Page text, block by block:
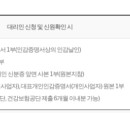
대리인 신청 및 신원확인 시
1부(인감증명서상의 인감날인)
신분증 앞면 사본 1부(원본지참)
업자), 대표개인인감증명서(개인사업자) 원본 1부
, 건강보험공단 제출 6개월 이내분 가능)